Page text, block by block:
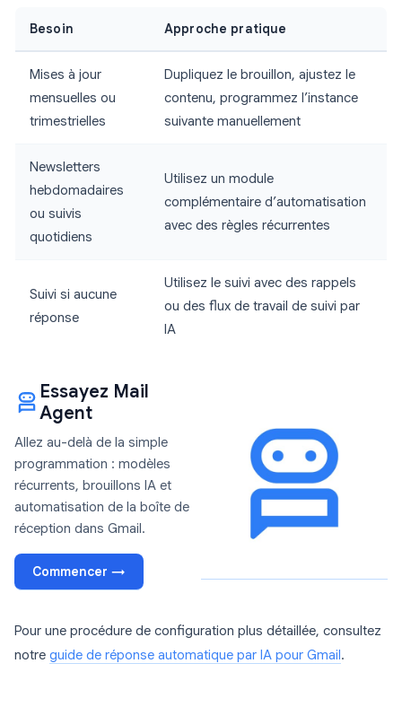
Besoin Approche pratique
Mises à jour
mensuelles ou
trimestrielles
Dupliquez le brouillon, ajustez le
contenu, programmez l’instance
suivante manuellement
Newsletters
hebdomadaires
ou suivis
quotidiens
Utilisez un module
complémentaire d’automatisation
avec des règles récurrentes
Suivi si aucune
réponse
Utilisez le suivi avec des rappels
ou des flux de travail de suivi par
IA
Essayez Mail
Agent
Allez au-delà de la simple
programmation : modèles
récurrents, brouillons IA et
automatisation de la boîte de
réception dans Gmail.
Commencer →
Pour une procédure de configuration plus détaillée, consultez
notre guide de réponse automatique par IA pour Gmail .